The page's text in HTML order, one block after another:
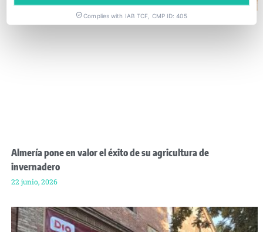
Almería pone en valor el éxito de su agricultura de
invernadero
22 junio, 2026
Complies with IAB TCF, CMP ID: 405